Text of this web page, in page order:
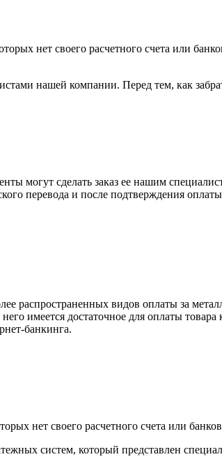
нет своего расчетного счета или
нашей компании. Перед тем, как
могут сделать заказ ее нашим
перевода и после подтверждения
распространенных видов оплаты за
имеется достаточное для оплаты
банкинга.
нет своего расчетного счета или
систем, который представлен